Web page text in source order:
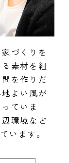
づくりを
素材を組
を作りだ
よい風が
ていま
環境など
います。